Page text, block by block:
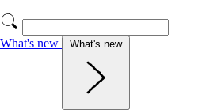
What's new What's new